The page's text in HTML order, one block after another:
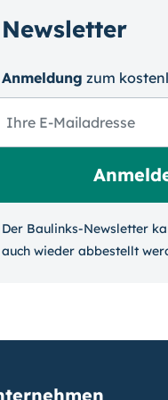
Newsletter
Anmeldung zum
Der Baulinks-Newsletter
auch wieder ab­bestellt